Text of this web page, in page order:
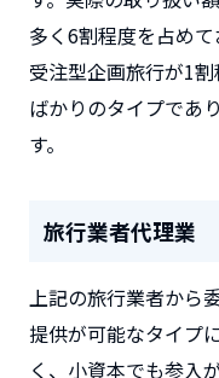
多く6割程度を占めて
受注型企画旅行が1
ばかりのタイプであ
す。
旅行業者代理業
上記の旅行業者から
提供が可能なタイプ
く、小資本でも参入